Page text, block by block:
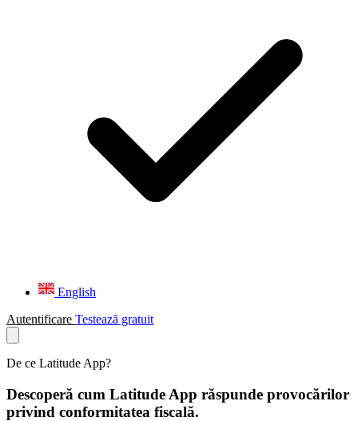
English
Autentificare Testează gratuit
De ce Latitude App?
Descoperă cum Latitude App răspunde provocărilor
privind conformitatea fiscală.